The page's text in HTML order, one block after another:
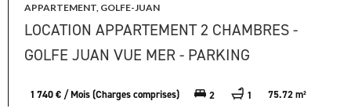
APPARTEMENT, GOLFE-JUAN
LOCATION APPARTEMENT 2 CHAMBRES -
GOLFE JUAN VUE MER - PARKING
1 740 € / Mois (Charges comprises) 2 1 75.72 m²